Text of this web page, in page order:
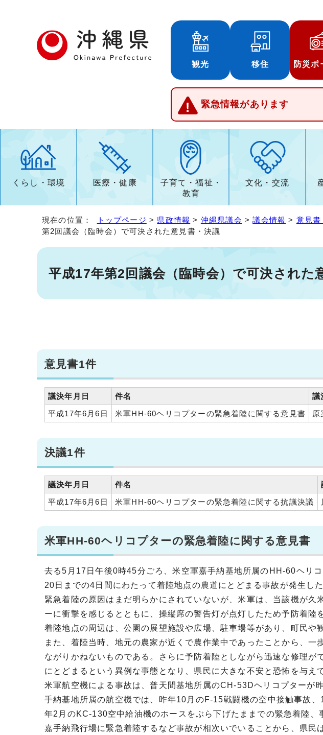
観光 移住 防災ポ
緊急情報があります
くらし・環境 医療・健康
子育て・福祉・
教育
文化・交流
現在の位置： トップページ > 県政情報 > 沖縄県議会 >議会情報 > 意見書
第2回議会（臨時会）で可決された意見書・決議
平成17年第2回議会（臨時会）で可決された
意見書1件
議決年月日 件名 議
平成17年6月6日
米軍HH-60ヘリコプターの緊急着陸に関する意見書 原
決議1件
議決年月日 件名
平成17年6月6日
米軍HH-60ヘリコプターの緊急着陸に関する抗議決議
米軍HH-60ヘリコプターの緊急着陸に関する意見書
去る5月17日午後0時45分ごろ、米空軍嘉手納基地所属のHH-60ヘリ
20日までの4日間にわたって着陸地点の農道にとどまる事故が発生した
緊急着陸の原因はまだ明らかにされていないが、米軍は、当該機が久
ーに衝撃を感じるとともに、操縦席の警告灯が点灯したため予防着陸
着陸地点の周辺は、公園の展望施設や広場、駐車場等があり、町民や
また、着陸当時、地元の農家が近くで農作業中であったことから、一
ながりかねないものである。さらに予防着陸としながら迅速な修理が
にとどまるという異例な事態となり、県民に大きな不安と恐怖を与え
米軍航空機による事故は、普天間基地所属のCH-53Dヘリコプターが
手納基地所属の航空機では、昨年10月のF-15戦闘機の空中接触事故
年2月のKC-130空中給油機のホースをぶら下げたままでの緊急着陸
嘉手納飛行場に緊急着陸するなど事故が相次いでいることから、県民